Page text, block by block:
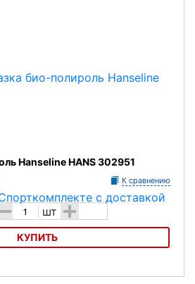
Hanseline HANS 302951
К сравнению
- шт +
КУПИТЬ